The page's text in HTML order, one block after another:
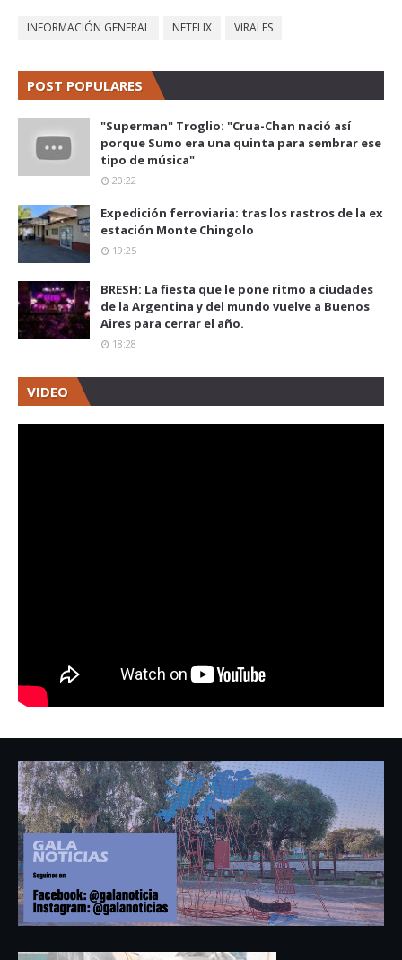
INFORMACIÓN GENERAL NETFLIX VIRALES
POST POPULARES
"Superman" Troglio: "Crua-Chan nació así
porque Sumo era una quinta para sembrar ese
tipo de música"
20:22
Expedición ferroviaria: tras los rastros de la ex
estación Monte Chingolo
19:25
BRESH: La fiesta que le pone ritmo a ciudades
de la Argentina y del mundo vuelve a Buenos
Aires para cerrar el año.
18:28
VIDEO